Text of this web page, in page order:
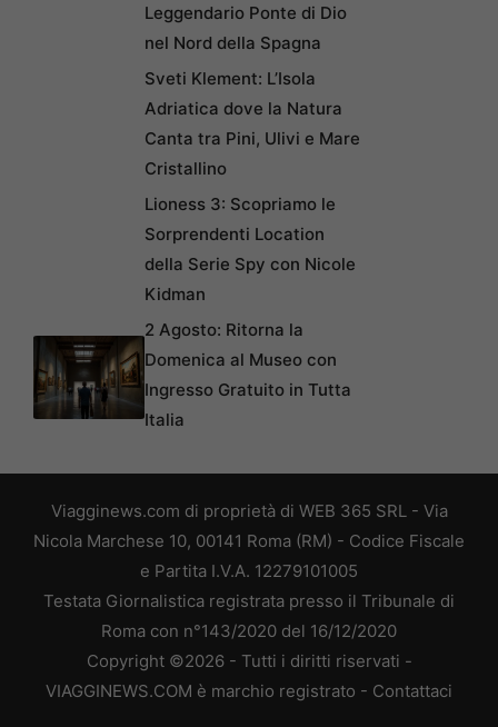
Leggendario Ponte di Dio
nel Nord della Spagna
Sveti Klement: L’Isola
Adriatica dove la Natura
Canta tra Pini, Ulivi e Mare
Cristallino
Lioness 3: Scopriamo le
Sorprendenti Location
della Serie Spy con Nicole
Kidman
2 Agosto: Ritorna la
Domenica al Museo con
Ingresso Gratuito in Tutta
Italia
Viagginews.com di proprietà di WEB 365 SRL - Via
Nicola Marchese 10, 00141 Roma (RM) - Codice Fiscale
e Partita I.V.A. 12279101005
Testata Giornalistica registrata presso il Tribunale di
Roma con n°143/2020 del 16/12/2020
Copyright ©2026 - Tutti i diritti riservati -
VIAGGINEWS.COM è marchio registrato - Contattaci